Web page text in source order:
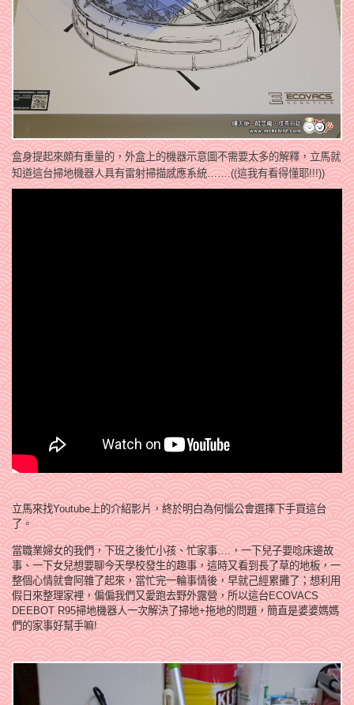
盒身提起來頗有重量的，外盒上的機器示意圖不需要太多的解釋，立馬就
知道這台掃地機器人具有雷射掃描感應系統…….((這我有看得懂耶!!!))
立馬來找Youtube上的介紹影片，終於明白為何惱公會選擇下手買這台
了。
當職業婦女的我們，下班之後忙小孩、忙家事….，一下兒子要唸床邊故
事、一下女兒想要聊今天學校發生的趣事，這時又看到長了草的地板，一
整個心情就會阿雜了起來，當忙完一輪事情後，早就己經累攤了；想利用
假日來整理家裡，偏偏我們又愛跑去野外露營，所以這台ECOVACS
DEEBOT R95掃地機器人一次解決了掃地+拖地的問題，簡直是婆婆媽媽
們的家事好幫手嘛!